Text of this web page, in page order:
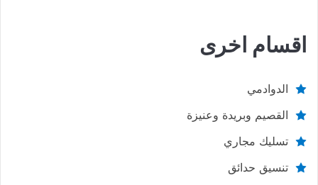
اقسام اخرى
الدوادمي
القصيم وبريدة وعنيزة
تسليك مجاري
تنسيق حدائق